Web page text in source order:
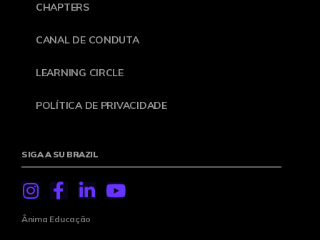
CHAPTERS
CANAL DE CONDUTA
LEARNING CIRCLE
POLÍTICA DE PRIVACIDADE
SIGA A SU BRAZIL
Ânima Educação